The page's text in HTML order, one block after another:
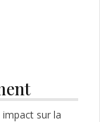
impact sur la